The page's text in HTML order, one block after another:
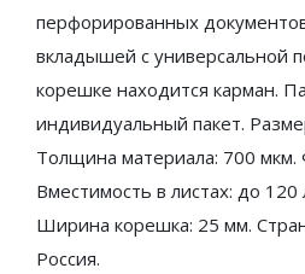
перфорированных
вкладышей с универсальной
корешке находится карман.
индивидуальный пакет.
Толщина материала: 700 мкм.
Вместимость в листах: до 120
Ширина корешка: 25 мм.
Россия.